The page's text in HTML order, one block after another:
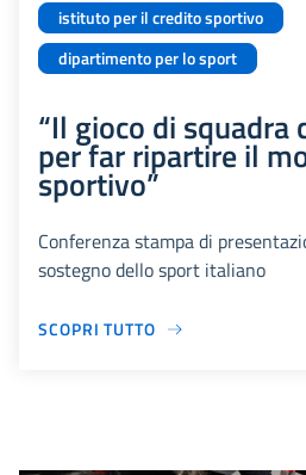
istituto per il credito sportivo
dipartimento per lo sport
“Il gioco di squadra
per far ripartire il
sportivo”
Conferenza stampa di
sostegno dello sport italiano
SCOPRI TUTTO